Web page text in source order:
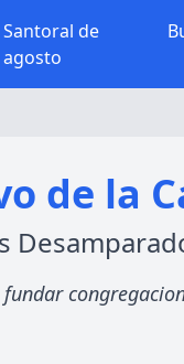
Santoral de
agosto
de la